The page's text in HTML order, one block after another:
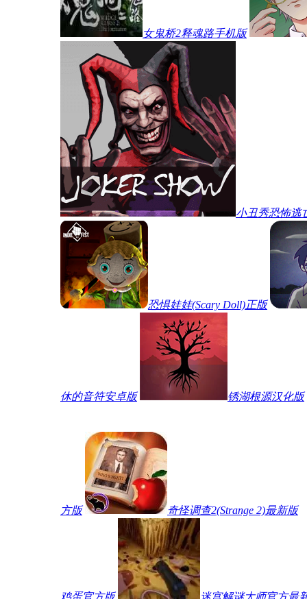
女鬼桥2释魂路手机版
小丑秀恐怖逃
恐惧娃娃(Scary Doll)正版
休的音符安卓版 锈湖根源汉化版
方版 奇怪调查2(Strange 2)最新版
鸡蛋官方版
迷宫解谜大师官方最